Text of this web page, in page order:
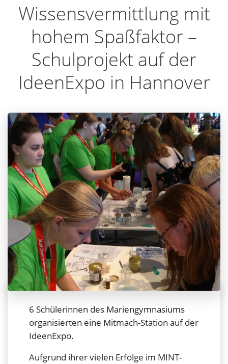
Wissensvermittlung mit
hohem Spaßfaktor –
Schulprojekt auf der
IdeenExpo in Hannover
6 Schülerinnen des Mariengymnasiums
organisierten eine Mitmach-Station auf der
IdeenExpo.
Aufgrund ihrer vielen Erfolge im MINT-